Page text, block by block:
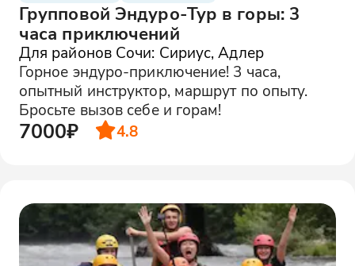
Групповой Эндуро-Тур в горы: 3
часа приключений
Для районов Сочи: Сириус, Адлер
Горное эндуро-приключение! 3 часа,
опытный инструктор, маршрут по опыту.
Бросьте вызов себе и горам!
7000₽ 4.8